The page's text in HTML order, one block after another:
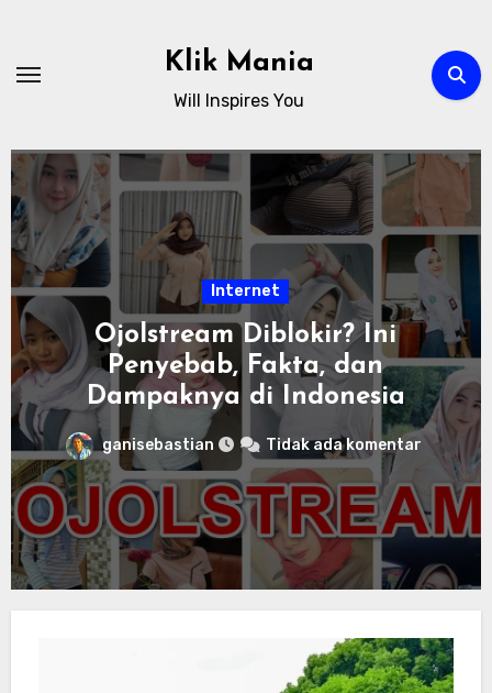
content
Klik Mania
Will Inspires You
Internet
Ojolstream Diblokir? Ini
Penyebab, Fakta, dan
Dampaknya di Indonesia
ganisebastian Tidak ada komentar